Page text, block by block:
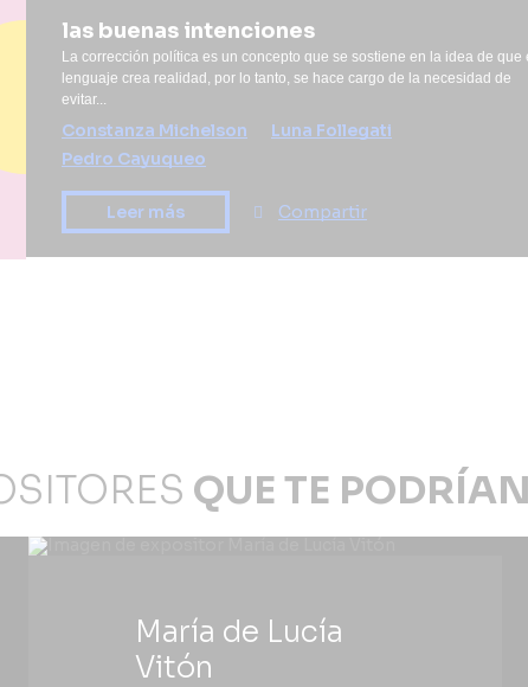
las buenas intenciones
La corrección política es un concepto que se sostiene en la idea de que
lenguaje crea realidad, por lo tanto, se hace cargo de la necesidad de
evitar...
Constanza Michelson
Luna Follegati
Pedro Cayuqueo
Leer más Compartir
QUE TE
María de Lucía
Vitón